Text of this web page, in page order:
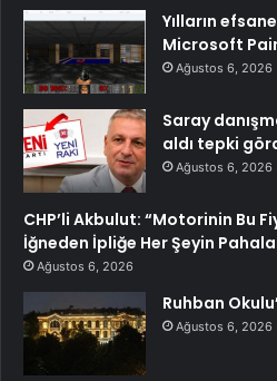
Yılların
Microsoft
Ağustos 6, 2026
Saray
aldı tepki
Ağustos 6, 2026
CHP’li Akbulut: “Motorinin Bu
İğneden İpliğe Her Şeyin
Ağustos 6, 2026
Ruhban
Ağustos 6, 2026